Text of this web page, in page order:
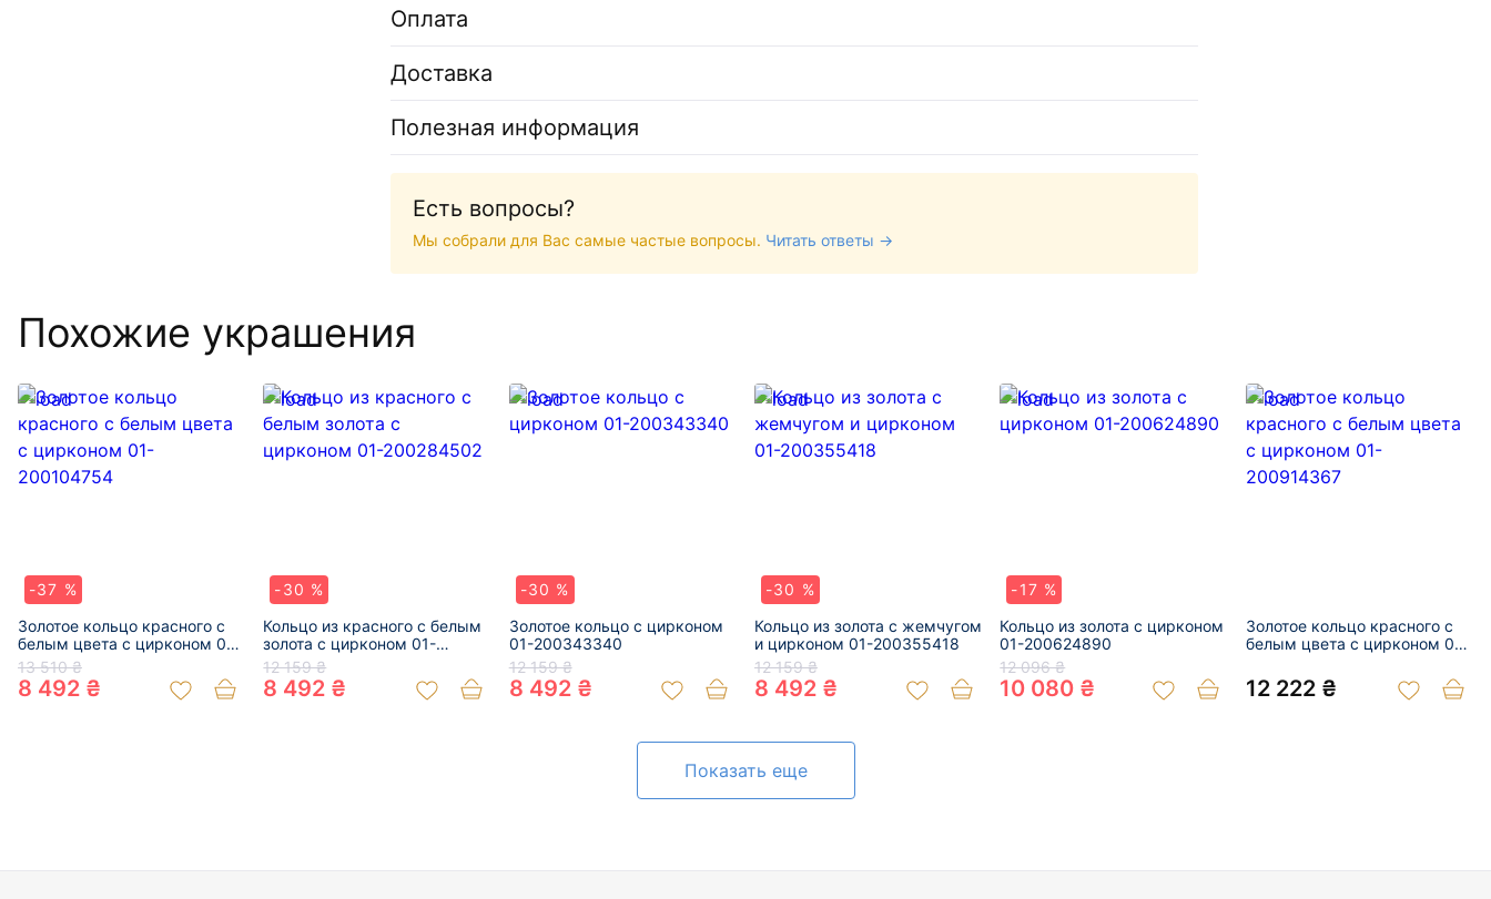
Оплата
Доставка
Полезная информация
Есть вопросы?
Мы собрали для Вас самые частые вопросы. Читать ответы →
Похожие украшения
-37 %
Золотое кольцо красного с
белым цвета с цирконом 01-
200104754
13 510 ₴
8 492 ₴
-30 %
Кольцо из красного с белым
золота с цирконом 01-
200284502
12 159 ₴
8 492 ₴
-30 %
Золотое кольцо с цирконом
01-200343340
12 159 ₴
8 492 ₴
-30 %
Кольцо из золота с жемчугом
и цирконом 01-200355418
12 159 ₴
8 492 ₴
-17 %
Кольцо из золота с цирконом
01-200624890
12 096 ₴
10 080 ₴
Золотое кольцо красного с
белым цвета с цирконом 01-
12 222 ₴
Показать еще